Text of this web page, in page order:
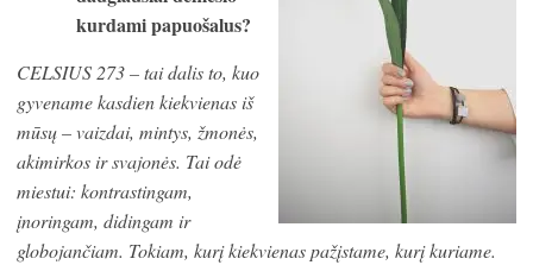
kurdami papuošalus?
CELSIUS 273 – tai dalis to, kuo
gyvename kasdien kiekvienas iš
mūsų – vaizdai, mintys, žmonės,
akimirkos ir svajonės. Tai odė
miestui: kontrastingam,
įnoringam, didingam ir
globojančiam. Tokiam, kurį kiekvienas pažįstame, kurį kuriame.